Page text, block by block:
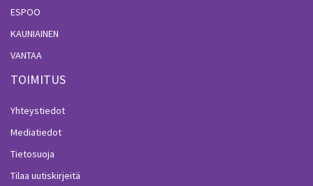
ESPOO
KAUNIAINEN
VANTAA
TOIMITUS
Yhteystiedot
Mediatiedot
Tietosuoja
Tilaa uutiskirjeitä